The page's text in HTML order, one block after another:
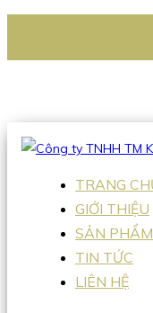
Hotline:0938 336
TRANG
GIỚI THIỆU
SẢN PHẨM
TIN TỨC
LIÊN HỆ